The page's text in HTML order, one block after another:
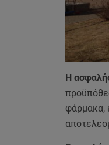
Η
φάρμακα,